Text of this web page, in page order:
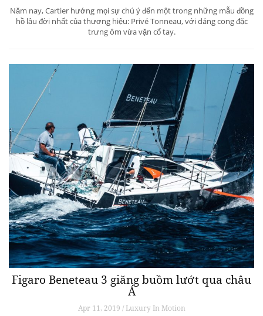
Năm nay, Cartier hướng mọi sự chú ý đến một trong những mẫu đồng
hồ lâu đời nhất của thương hiệu: Privé Tonneau, với dáng cong đặc
trưng ôm vừa vặn cổ tay.
Figaro Beneteau 3 giăng buồm lướt qua châu
Á
Apr 11, 2019 / Luxury In Motion